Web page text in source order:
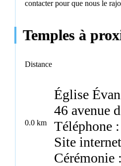
contacterpour que nous le
Temples à
Distance
0.0 km
Église
46 avenue
Téléphone
Site
Cérémonie